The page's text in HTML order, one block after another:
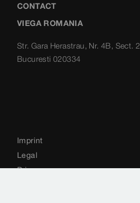
CONTACT
VIEGA ROMANIA
Str. Gara Herastrau, Nr. 4B, Sect. 2
Bucuresti 020334
Imprint
Legal
Privacy